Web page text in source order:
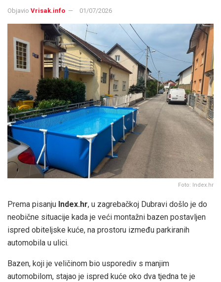
Objavio Vrisak.info 01/07/2026
Foto: Index.hr
Prema pisanju Index.hr, u zagrebačkoj Dubravi došlo je do
neobične situacije kada je veći montažni bazen postavljen
ispred obiteljske kuće, na prostoru između parkiranih
automobila u ulici.
Bazen, koji je veličinom bio usporediv s manjim
automobilom, stajao je ispred kuće oko dva tjedna te je